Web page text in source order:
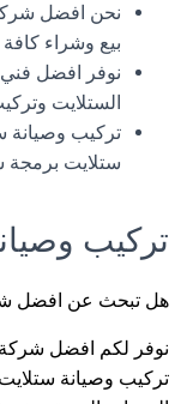
نحن افضل
بيع وشراء
نوفر افضل فني
الستلايت
تركيب وصيانة
ستلايت برمجة
تركيب
هل تبحث عن افضل
نوفر لكم افضل
تركيب وصيانة